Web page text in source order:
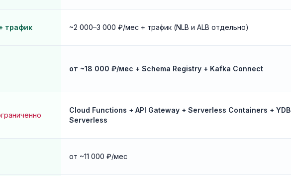
трафик ~2 000–3 000 ₽/мес + трафик (NLB и ALB отдельно)
от ~18 000 ₽/мес + Schema Registry + Kafka Connect
Cloud Functions + API Gateway + Serverless Containers + YDB
Serverless
от ~11 000 ₽/мес